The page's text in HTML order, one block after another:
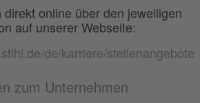
online über den jeweiligen
auf unserer Webseite:
de/karriere/stellenangebote
zum Unternehmen